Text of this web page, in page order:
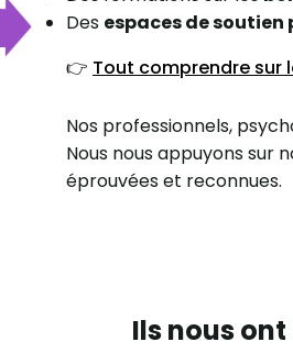
Des espaces de
👉 Tout comprendre sur
Nos professionnels,
Nous nous appuyons sur
éprouvées et reconnues.
Ils nous